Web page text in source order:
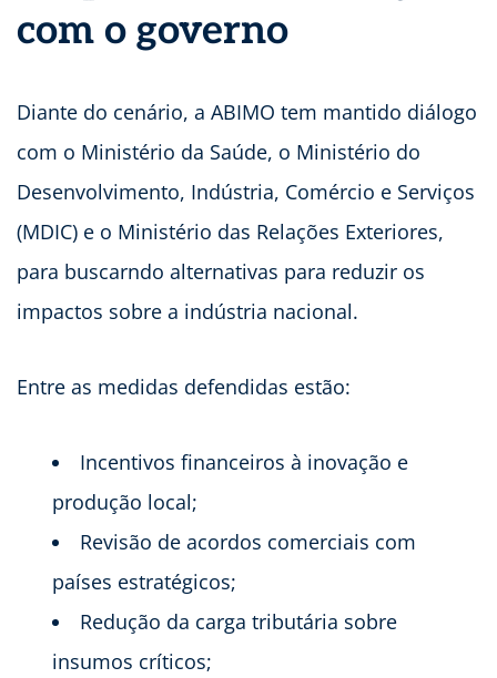
com o governo
Diante do cenário, a ABIMO tem mantido diálogo
com o Ministério da Saúde, o Ministério do
Desenvolvimento, Indústria, Comércio e Serviços
(MDIC) e o Ministério das Relações Exteriores,
para buscarndo alternativas para reduzir os
impactos sobre a indústria nacional.
Entre as medidas defendidas estão:
Incentivos financeiros à inovação e
produção local;
Revisão de acordos comerciais com
países estratégicos;
Redução da carga tributária sobre
insumos críticos;